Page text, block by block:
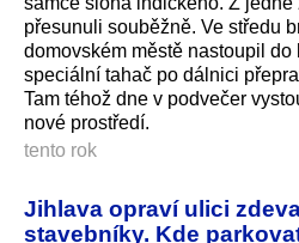
přesunuli souběžně. Ve středu
domovském městě nastoupil do
speciální tahač po dálnici
Tam téhož dne v podvečer
nové prostředí.
tento rok
Jihlava opraví ulici
stavebníky. Kde